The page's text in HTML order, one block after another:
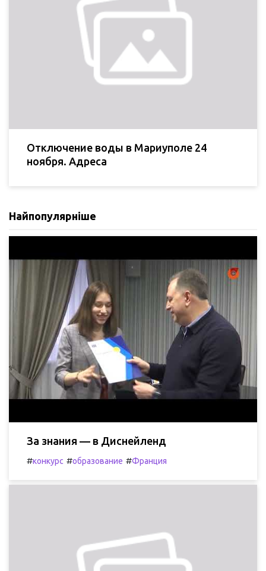
Отключение воды в Мариуполе 24
ноября. Адреса
Найпопулярніше
За знания — в Диснейленд
#конкурс #образование #Франция